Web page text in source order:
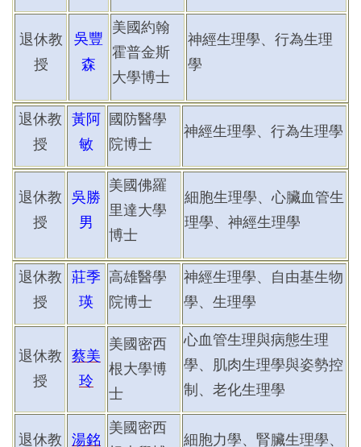
退休教
授
吳豐
森
美國約翰
霍普金斯
大學博士
神經生理學、行為生理
學
退休教
授
黃阿
敏
國防醫學
院博士
神經生理學、行為生理學
退休教
授
吳勝
男
美國佛羅
里達大學
博士
細胞生理學、心臟血管生
理學、神經生理學
退休教
授
莊季
瑛
高雄醫學
院博士
神經生理學、自由基生物
學、生理學
退休教
授
蔡美
玲
美國密西
根大學博
士
心血管生理與病態生理
學、肌肉生理學與姿勢控
制 、老化生理學
退休教 湯銘
美國密西
細胞力學、腎臟生理學、